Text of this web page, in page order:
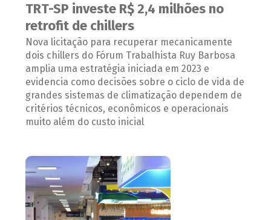
TRT-SP investe R$ 2,4 milhões no
retrofit de chillers
Nova licitação para recuperar mecanicamente
dois chillers do Fórum Trabalhista Ruy Barbosa
amplia uma estratégia iniciada em 2023 e
evidencia como decisões sobre o ciclo de vida de
grandes sistemas de climatização dependem de
critérios técnicos, econômicos e operacionais
muito além do custo inicial